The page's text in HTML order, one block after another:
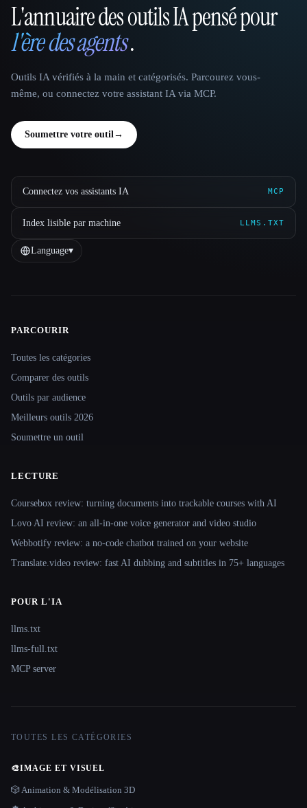
That AI Collection
L'annuaire des outils IA pensé pour
l'ère des agents.
Outils IA vérifiés à la main et catégorisés. Parcourez vous-
même, ou connectez votre assistant IA via MCP.
Soumettre votre outil→
Connectez vos assistants IA MCP
Index lisible par machine LLMS.TXT
Language▾
Site navigation
PARCOURIR
Toutes les catégories
Comparer des outils
Outils par audience
Meilleurs outils 2026
Soumettre un outil
LECTURE
Coursebox review: turning documents into trackable courses with AI
Lovo AI review: an all-in-one voice generator and video studio
Webbotify review: a no-code chatbot trained on your website
Translate.video review: fast AI dubbing and subtitles in 75+ languages
POUR L'IA
llms.txt
llms-full.txt
MCP server
TOUTES LES CATÉGORIES
🎨IMAGE ET VISUEL
🎲 Animation & Modélisation 3D